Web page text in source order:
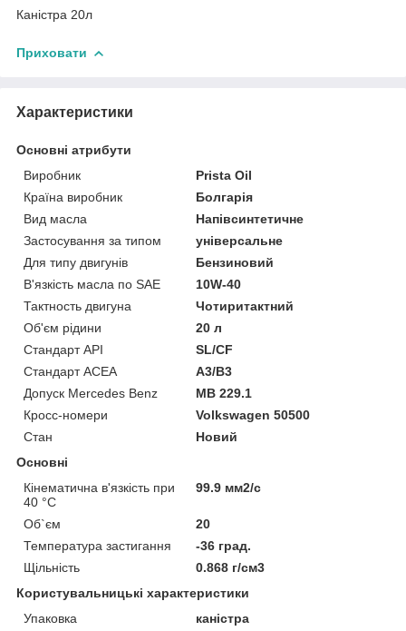
Каністра 20л
Приховати
Характеристики
Основні атрибути
Виробник
Prista Oil
Країна виробник
Болгарія
Вид масла
Напівсинтетичне
Застосування за типом
універсальне
Для типу двигунів
Бензиновий
В'язкість масла по SAE
10W-40
Тактность двигуна
Чотиритактний
Об'єм рідини
20 л
Стандарт API
SL/CF
Стандарт ACEA
A3/B3
Допуск Mercedes Benz
MB 229.1
Кросс-номери
Volkswagen 50500
Стан
Новий
Основні
Кінематична в'язкість при
40 °С
99.9 мм2/с
Об`єм
20
Температура застигання
-36 град.
Щільність
0.868 г/см3
Користувальницькі характеристики
Упаковка
каністра